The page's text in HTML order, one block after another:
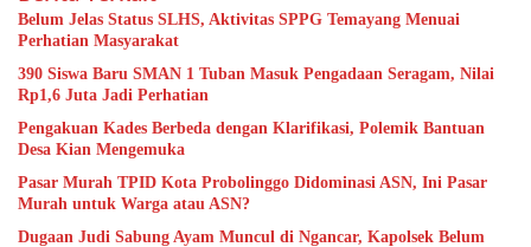
Belum Jelas Status SLHS, Aktivitas SPPG Temayang Menuai
Perhatian Masyarakat
390 Siswa Baru SMAN 1 Tuban Masuk Pengadaan Seragam, Nilai
Rp1,6 Juta Jadi Perhatian
Pengakuan Kades Berbeda dengan Klarifikasi, Polemik Bantuan
Desa Kian Mengemuka
Pasar Murah TPID Kota Probolinggo Didominasi ASN, Ini Pasar
Murah untuk Warga atau ASN?
Dugaan Judi Sabung Ayam Muncul di Ngancar, Kapolsek Belum